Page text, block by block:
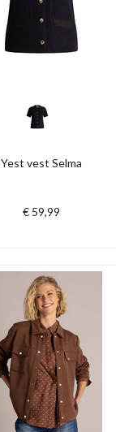
Yest vest Selma
€ 59,99